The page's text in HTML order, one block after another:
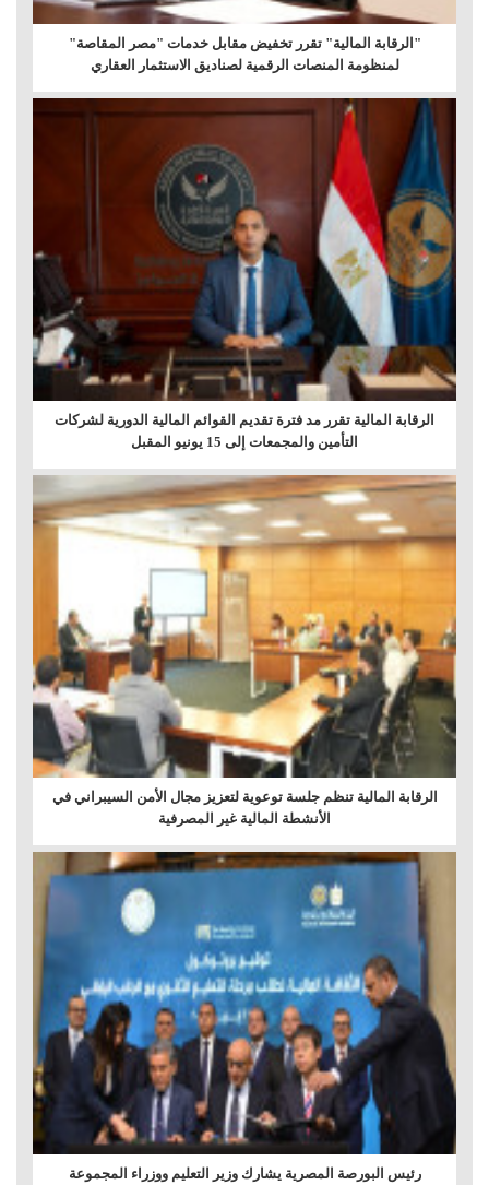
"الرقابة المالية" تقرر تخفيض مقابل خدمات "مصر المقاصة"
لمنظومة المنصات الرقمية لصناديق الاستثمار العقاري
الرقابة المالية تقرر مد فترة تقديم القوائم المالية الدورية لشركات
التأمين والمجمعات إلى 15 يونيو المقبل
الرقابة المالية تنظم جلسة توعوية لتعزيز مجال الأمن السيبراني في
الأنشطة المالية غير المصرفية
رئيس البورصة المصرية يشارك وزير التعليم ووزراء المجموعة